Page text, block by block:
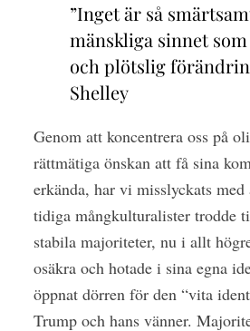
”Inget är så
mänskliga sinnet
och plötslig
Shelley
Genom att koncentrera oss på
rättmätiga önskan att få sina
erkända, har vi misslyckats med
tidiga mångkulturalister trodde
stabila majoriteter, nu i allt
osäkra och hotade i sina egna
öppnat dörren för den “vita
Trump och hans vänner.